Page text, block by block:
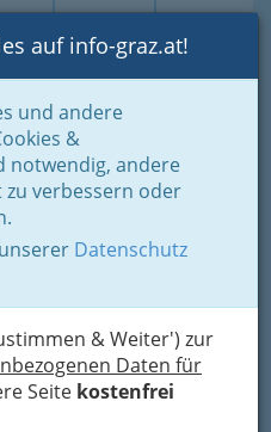
Login Toggle
auf info-graz.at!
und andere
&
notwendig, andere
zu verbessern oder
Datenschutz
& Weiter') zur
Daten für
Seite kostenfrei
-